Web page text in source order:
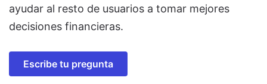
ayudar al resto de usuarios a tomar mejores
decisiones financieras.
Escribe tu pregunta